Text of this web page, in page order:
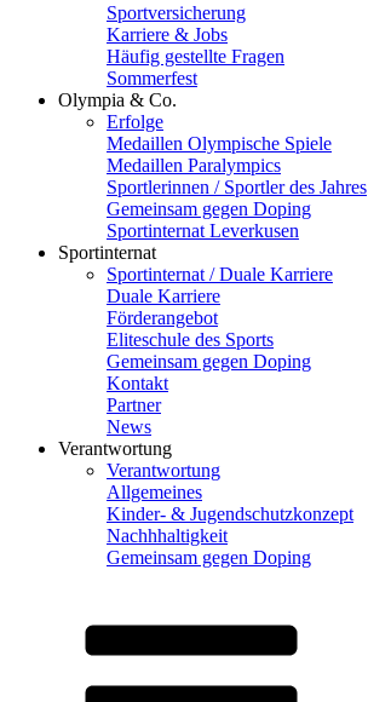
Sportversicherung
Karriere & Jobs
Häufig gestellte Fragen
Sommerfest
Olympia & Co.
Erfolge
Medaillen Olympische Spiele
Medaillen Paralympics
Sportlerinnen / Sportler des Jahres
Gemeinsam gegen Doping
Sportinternat Leverkusen
Sportinternat
Sportinternat / Duale Karriere
Duale Karriere
Förderangebot
Eliteschule des Sports
Gemeinsam gegen Doping
Kontakt
Partner
News
Verantwortung
Verantwortung
Allgemeines
Kinder- & Jugendschutzkonzept
Nachhhaltigkeit
Gemeinsam gegen Doping